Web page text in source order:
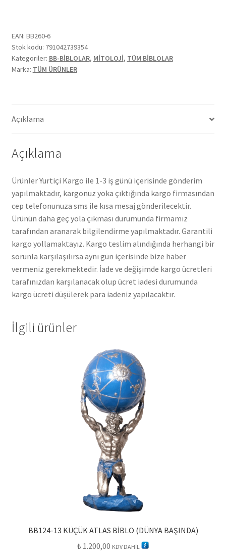
EAN: BB260-6
Stok kodu: 791042739354
Kategoriler: BB-BİBLOLAR, MİTOLOJİ, TÜM BİBLOLAR
Marka: TÜM ÜRÜNLER
Açıklama
Açıklama
Ürünler Yurtiçi Kargo ile 1-3 iş günü içerisinde gönderim
yapılmaktadır, kargonuz yoka çıktığında kargo firmasından
cep telefonunuza sms ile kısa mesaj gönderilecektir.
Ürünün daha geç yola çıkması durumunda firmamız
tarafından aranarak bilgilendirme yapılmaktadır. Garantili
kargo yollamaktayız. Kargo teslim alındığında herhangi bir
sorunla karşılaşılırsa aynı gün içerisinde bize haber
vermeniz gerekmektedir. İade ve değişimde kargo ücretleri
tarafınızdan karşılanacak olup ücret iadesi durumunda
kargo ücreti düşülerek para iadeniz yapılacaktır.
İlgili ürünler
BB124-13 KÜÇÜK ATLAS BİBLO (DÜNYA BAŞINDA)
₺ 1.200,00 KDV DAHİL